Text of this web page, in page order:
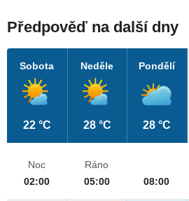
Předpověď na další dny
Sobota
22 °C
Neděle
28 °C
Pondělí
28 °C
Noc
02:00
Ráno
05:00
08:00